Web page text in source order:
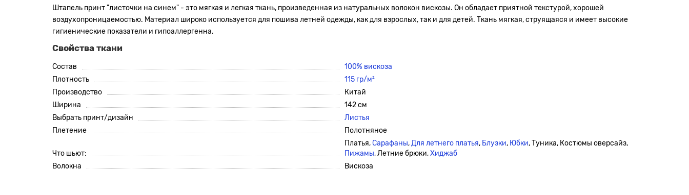
Штапель принт "листочки на синем" - это мягкая и легкая ткань, произведенная из натуральных волокон вискозы. Он обладает приятной текстурой, хорошей
воздухопроницаемостью. Материал широко используется для пошива летней одежды, как для взрослых, так и для детей. Ткань мягкая, струящаяся и имеет высокие
гигиенические показатели и гипоаллергенна.
Свойства ткани
Состав
100% вискоза
Плотность
115 гр/м²
Производство
Китай
Ширина
142 см
Выбрать принт/дизайн
Листья
Плетение
Полотняное
Что шьют:
Платья,Сарафаны,Для летнего платья, Блузки, Юбки, Туника, Костюмы оверсайз,
Пижамы, Летние брюки,Хиджаб
Волокна
Вискоза